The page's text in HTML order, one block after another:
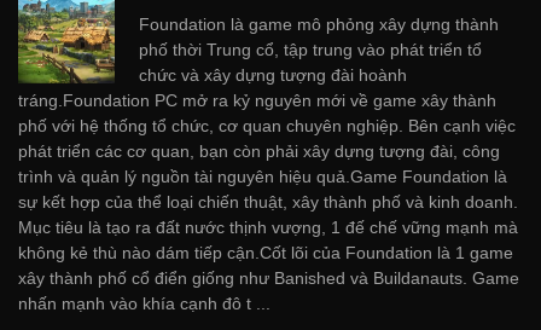
Foundation là game mô phỏng xây dựng thành
phố thời Trung cổ, tập trung vào phát triển tổ
chức và xây dựng tượng đài hoành
tráng.Foundation PC mở ra kỷ nguyên mới về game xây thành
phố với hệ thống tổ chức, cơ quan chuyên nghiệp. Bên cạnh việc
phát triển các cơ quan, bạn còn phải xây dựng tượng đài, công
trình và quản lý nguồn tài nguyên hiệu quả.Game Foundation là
sự kết hợp của thể loại chiến thuật, xây thành phố và kinh doanh.
Mục tiêu là tạo ra đất nước thịnh vượng, 1 đế chế vững mạnh mà
không kẻ thù nào dám tiếp cận.Cốt lõi của Foundation là 1 game
xây thành phố cổ điển giống như Banished và Buildanauts. Game
nhấn mạnh vào khía cạnh đô t ...